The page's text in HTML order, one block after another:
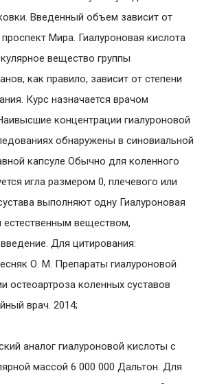
Введенный объем зависит от
Мира. Гиалуроновая кислота
вещество группы
как правило, зависит от степени
Курс назначается врачом
концентрации гиалуроновой
обнаружены в синовиальной
капсуле Обычно для коленного
игла размером 0, плечевого или
выполняют одну Гиалуроновая
естественным веществом,
Для цитирования:
О. М. Препараты гиалуроновой
остеоартроза коленных суставов
врач. 2014;
аналог гиалуроновой кислоты с
массой 6 000 000 Дальтон. Для